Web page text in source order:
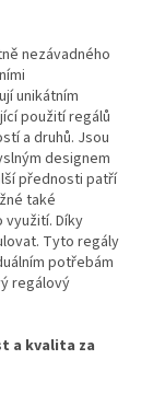
nezávadného
unikátním
použití regálů
a druhů. Jsou
designem
přednosti patří
také
využití. Díky
Tyto regály
potřebám
regálový
a kvalita za